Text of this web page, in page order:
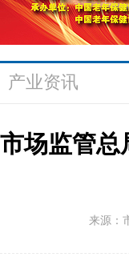
产业资讯
市场监管总
来源：